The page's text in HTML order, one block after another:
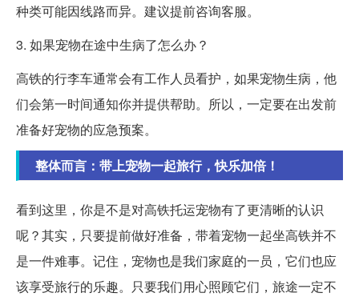
种类可能因线路而异。建议提前咨询客服。
3. 如果宠物在途中生病了怎么办？
高铁的行李车通常会有工作人员看护，如果宠物生病，他
们会第一时间通知你并提供帮助。所以，一定要在出发前
准备好宠物的应急预案。
整体而言：带上宠物一起旅行，快乐加倍！
看到这里，你是不是对高铁托运宠物有了更清晰的认识
呢？其实，只要提前做好准备，带着宠物一起坐高铁并不
是一件难事。记住，宠物也是我们家庭的一员，它们也应
该享受旅行的乐趣。只要我们用心照顾它们，旅途一定不